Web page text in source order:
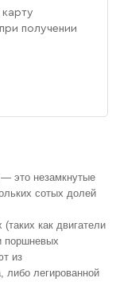
получении
это незамкнутые
сотых долей
как двигатели
поршневых
из
либо легированной